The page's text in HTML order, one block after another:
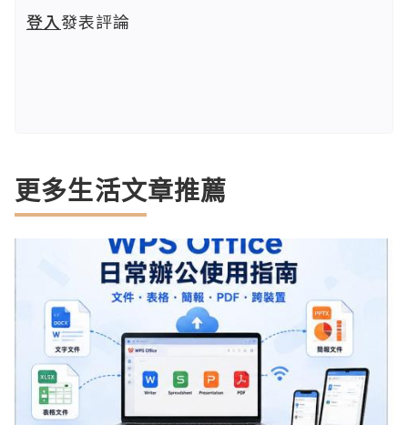
登入發表評論
更多生活文章推薦